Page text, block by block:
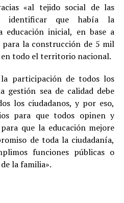
«al tejido social de las
identificar que había la
educación inicial, en base a
la construcción de 5 mil
en todo el territorio nacional.
participación de todos los
gestión sea de calidad debe
los ciudadanos, y por eso,
para que todos opinen y
que la educación mejore
de toda la ciudadanía,
funciones públicas o
la familia».